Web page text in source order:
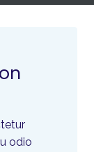
odio